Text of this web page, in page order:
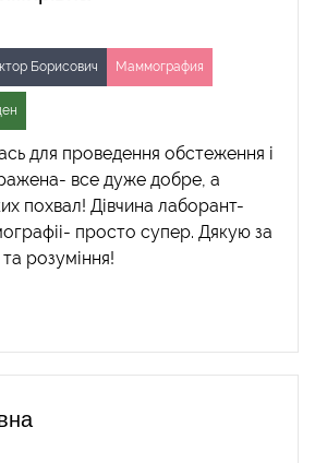
Борисович Маммография
для проведення обстеження і
все дуже добре, а
похвал! Дівчина лаборант-
просто супер. Дякую за
розуміння!